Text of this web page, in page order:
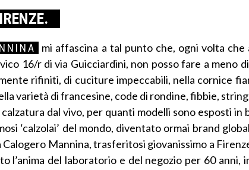
mi affascina a tal punto che, ogni volta
16/r di via Guicciardini, non posso fare a meno
rifiniti, di cuciture impeccabili, nella cornice
varietà di francesine, code di rondine, fibbie,
dal vivo, per quanti modelli sono esposti in
‘calzolai’ del mondo, diventato ormai brand
Calogero Mannina, trasferitosi giovanissimo a
del laboratorio e del negozio per 60 anni,